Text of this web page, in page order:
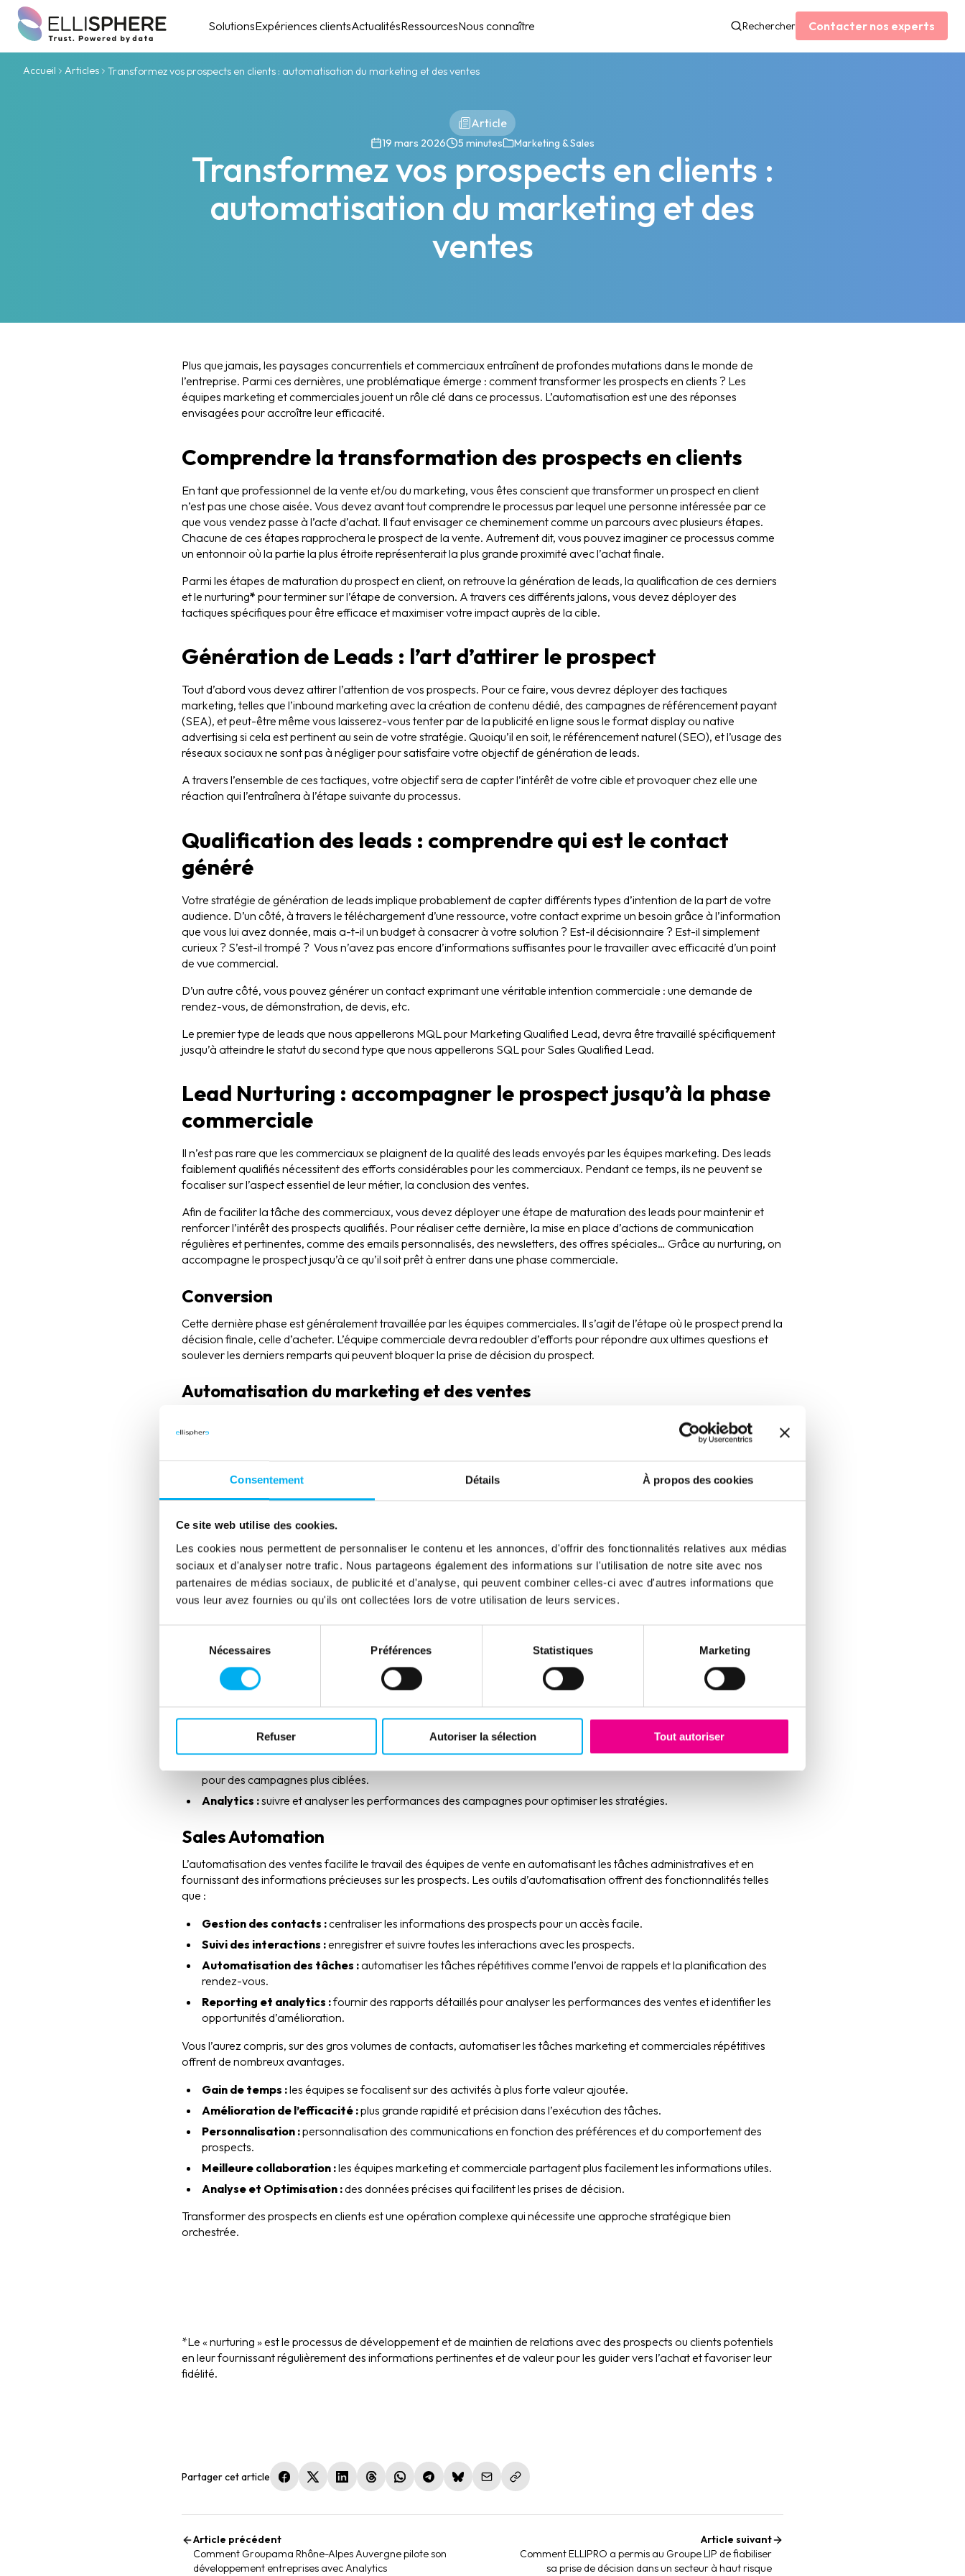
Consentement Détails À propos des cookies
Ce site web utilise des cookies.
Les cookies nous permettent de personnaliser le contenu et les annonces, d'offrir des fonctionnalités relatives aux médias
sociaux et d'analyser notre trafic. Nous partageons également des informations sur l'utilisation de notre site avec nos
partenaires de médias sociaux, de publicité et d'analyse, qui peuvent combiner celles-ci avec d'autres informations que
vous leur avez fournies ou qu'ils ont collectées lors de votre utilisation de leurs services.
consentement
Nécessaires Préférences Statistiques Marketing
Refuser Autoriser la sélection Tout autoriser
SolutionsExpériences clientsActualitésRessourcesNous connaître Rechercher Contacter nos experts
Accueil Articles Transformez vos prospects en clients : automatisation du marketing et des ventes
Article
19 mars 2026 5 minutes Marketing & Sales
Transformez vos prospects en clients :
automatisation du marketing et des
ventes
Plus que jamais, les paysages concurrentiels et commerciaux entraînent de profondes mutations dans le monde de
l’entreprise. Parmi ces dernières, une problématique émerge : comment transformer les prospects en clients ? Les
équipes marketing et commerciales jouent un rôle clé dans ce processus. L’automatisation est une des réponses
envisagées pour accroître leur efficacité.
Comprendre la transformation des prospects en clients
En tant que professionnel de la vente et/ou du marketing, vous êtes conscient que transformer un prospect en client
n’est pas une chose aisée. Vous devez avant tout comprendre le processus par lequel une personne intéressée par ce
que vous vendez passe à l’acte d’achat. Il faut envisager ce cheminement comme un parcours avec plusieurs étapes.
Chacune de ces étapes rapprochera le prospect de la vente. Autrement dit, vous pouvez imaginer ce processus comme
un entonnoir où la partie la plus étroite représenterait la plus grande proximité avec l’achat finale.
Parmi les étapes de maturation du prospect en client, on retrouve la génération de leads, la qualification de ces derniers
et le nurturing* pour terminer sur l’étape de conversion. A travers ces différents jalons, vous devez déployer des
tactiques spécifiques pour être efficace et maximiser votre impact auprès de la cible.
Génération de Leads : l’art d’attirer le prospect
Tout d’abord vous devez attirer l’attention de vos prospects. Pour ce faire, vous devrez déployer des tactiques
marketing, telles que l’inbound marketing avec la création de contenu dédié, des campagnes de référencement payant
(SEA), et peut-être même vous laisserez-vous tenter par de la publicité en ligne sous le format display ou native
advertising si cela est pertinent au sein de votre stratégie. Quoiqu’il en soit, le référencement naturel (SEO), et l’usage des
réseaux sociaux ne sont pas à négliger pour satisfaire votre objectif de génération de leads.
A travers l’ensemble de ces tactiques, votre objectif sera de capter l’intérêt de votre cible et provoquer chez elle une
réaction qui l’entraînera à l’étape suivante du processus.
Qualification des leads : comprendre qui est le contact
généré
Votre stratégie de génération de leads implique probablement de capter différents types d’intention de la part de votre
audience. D’un côté, à travers le téléchargement d’une ressource, votre contact exprime un besoin grâce à l’information
que vous lui avez donnée, mais a-t-il un budget à consacrer à votre solution ? Est-il décisionnaire ? Est-il simplement
curieux ? S’est-il trompé ? Vous n’avez pas encore d’informations suffisantes pour le travailler avec efficacité d’un point
de vue commercial.
D’un autre côté, vous pouvez générer un contact exprimant une véritable intention commerciale : une demande de
rendez-vous, de démonstration, de devis, etc.
Le premier type de leads que nous appellerons MQL pour Marketing Qualified Lead, devra être travaillé spécifiquement
jusqu’à atteindre le statut du second type que nous appellerons SQL pour Sales Qualified Lead.
Lead Nurturing : accompagner le prospect jusqu’à la phase
commerciale
Il n’est pas rare que les commerciaux se plaignent de la qualité des leads envoyés par les équipes marketing. Des leads
faiblement qualifiés nécessitent des efforts considérables pour les commerciaux. Pendant ce temps, ils ne peuvent se
focaliser sur l’aspect essentiel de leur métier, la conclusion des ventes.
Afin de faciliter la tâche des commerciaux, vous devez déployer une étape de maturation des leads pour maintenir et
renforcer l’intérêt des prospects qualifiés. Pour réaliser cette dernière, la mise en place d’actions de communication
régulières et pertinentes, comme des emails personnalisés, des newsletters, des offres spéciales… Grâce au nurturing, on
accompagne le prospect jusqu’à ce qu’il soit prêt à entrer dans une phase commerciale.
Conversion
Cette dernière phase est généralement travaillée par les équipes commerciales. Il s’agit de l’étape où le prospect prend la
décision finale, celle d’acheter. L’équipe commerciale devra redoubler d’efforts pour répondre aux ultimes questions et
soulever les derniers remparts qui peuvent bloquer la prise de décision du prospect.
Automatisation du marketing et des ventes
lesquels vous travaillez devient important, effectuer un suivi précis devient rapidement fastidieux. Vous devez
Le marketing automation vise à supprimer les actions répétitives pour les automatiser et les centraliser. Vous pourrez plus
Marketing Automation : pour une gestion efficace des
campagnes marketing
nombreuses fonctionnalités. Parmi elles on retrouve :
Email Automation : cette fonctionnalité permet d’envoyer des emails personnalisés et ciblés en fonction du
votre contenu et leur engagement.
pour des campagnes plus ciblées.
Analytics :suivre et analyser les performances des campagnes pour optimiser les stratégies.
Sales Automation
L’automatisation des ventes facilite le travail des équipes de vente en automatisant les tâches administratives et en
fournissant des informations précieuses sur les prospects. Les outils d’automatisation offrent des fonctionnalités telles
que :
Gestion des contacts :centraliser les informations des prospects pour un accès facile.
Suivi des interactions :enregistrer et suivre toutes les interactions avec les prospects.
Automatisation des tâches :automatiser les tâches répétitives comme l’envoi de rappels et la planification des
rendez-vous.
Reporting et analytics :fournir des rapports détaillés pour analyser les performances des ventes et identifier les
opportunités d’amélioration.
Vous l’aurez compris, sur des gros volumes de contacts, automatiser les tâches marketing et commerciales répétitives
offrent de nombreux avantages.
Gain de temps :les équipes se focalisent sur des activités à plus forte valeur ajoutée.
Amélioration de l’efficacité :plus grande rapidité et précision dans l’exécution des tâches.
Personnalisation :personnalisation des communications en fonction des préférences et du comportement des
prospects.
Meilleure collaboration :les équipes marketing et commerciale partagent plus facilement les informations utiles.
Analyse et Optimisation :des données précises qui facilitent les prises de décision.
Transformer des prospects en clients est une opération complexe qui nécessite une approche stratégique bien
orchestrée.
*Le « nurturing » est le processus de développement et de maintien de relations avec des prospects ou clients potentiels
en leur fournissant régulièrement des informations pertinentes et de valeur pour les guider vers l’achat et favoriser leur
fidélité.
Partager cet article (nouvelle fenêtre)
(nouvelle fenêtre)
(nouvelle fenêtre)
(nouvelle fenêtre)
(nouvelle fenêtre)
(nouvelle fenêtre)
(nouvelle fenêtre)
Article précédent
Comment Groupama Rhône-Alpes Auvergne pilote son
développement entreprises avec Analytics
Article suivant
Comment ELLIPRO a permis au Groupe LIP de fiabiliser
sa prise de décision dans un secteur à haut risque